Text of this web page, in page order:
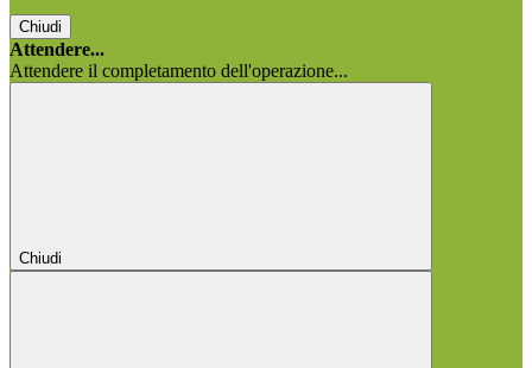
Chiudi
Attendere...
Attendere il completamento dell'operazione...
Chiudi